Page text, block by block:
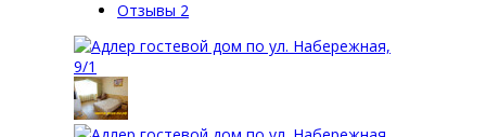
Отзывы 2